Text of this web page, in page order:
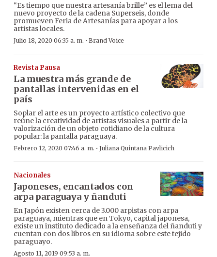
“Es tiempo que nuestra artesanía brille” es el lema del
nuevo proyecto de la cadena Superseis, donde
promueven Feria de Artesanías para apoyar a los
artistas locales.
Julio 18, 2020 06:35 a. m. · Brand Voice
Revista Pausa
La muestra más grande de
pantallas intervenidas en el
país
Soplar el arte es un proyecto artístico colectivo que
reúne la creatividad de artistas visuales a partir de la
valorización de un objeto cotidiano de la cultura
popular: la pantalla paraguaya.
Febrero 12, 2020 07:46 a. m. · Juliana Quintana Pavlicich
Nacionales
Japoneses, encantados con
arpa paraguaya y ñanduti
En Japón existen cerca de 3.000 arpistas con arpa
paraguaya, mientras que en Tokyo, capital japonesa,
existe un instituto dedicado a la enseñanza del ñanduti y
cuentan con dos libros en su idioma sobre este tejido
paraguayo.
Agosto 11, 2019 09:53 a. m.